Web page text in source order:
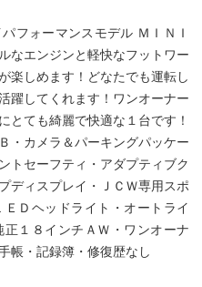
フォーマンスモデル ＭＩＮＩ
なエンジンと軽快なフットワー
楽しめます！どなたでも運転し
躍してくれます！ワンオーナー
とても綺麗で快適な１台です！
・カメラ＆パーキングパッケー
トセーフティ・アダプティブク
ディスプレイ・ＪＣＷ専用スポ
Ｄヘッドライト・オートライ
１８インチＡＷ・ワンオーナ
帳・記録簿・修復歴なし